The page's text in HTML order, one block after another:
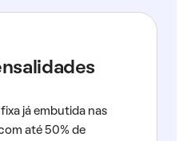
já embutida nas
até 50% de